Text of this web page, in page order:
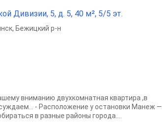
Дивизии, 5, д. 5, 40 м², 5/5 эт.
, Бежицкий р-н
вниманию двухкомнатная квартира ,в
- Расположение у остановки Манеж —
в разные районы города....